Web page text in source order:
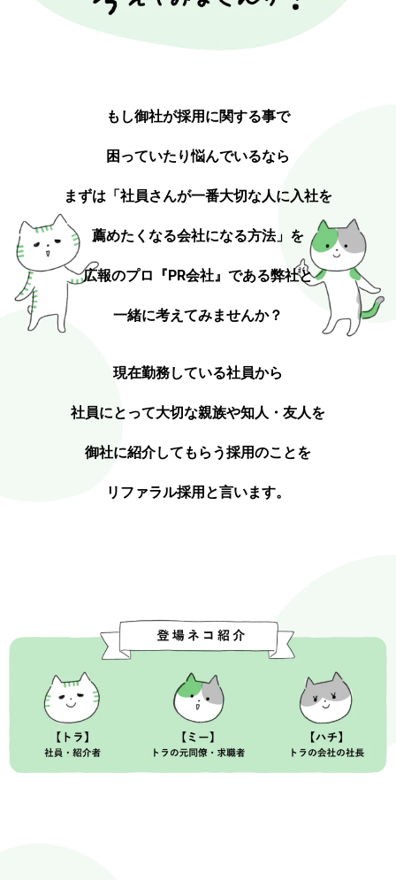
もし御社が採用に関する事で
困っていたり悩んでいるなら
まずは「社員さんが一番大切な人に入社を
薦めたくなる会社になる方法」を
広報のプロ『PR会社』である弊社と
一緒に考えてみませんか？
現在勤務している社員から
社員にとって大切な親族や知人・友人を
御社に紹介してもらう採用のことを
リファラル採用と言います。